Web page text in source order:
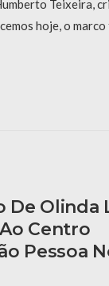
Teixeira,
hoje, o
De Olinda
Centro
Pessoa